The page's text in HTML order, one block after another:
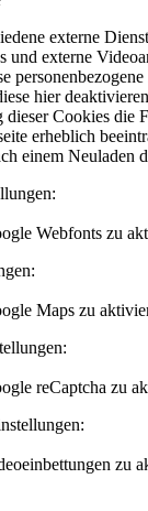
externe
und externe
hier
dieser Cookies die
erheblich
einem Neuladen
Webfonts zu
Maps zu
reCaptcha zu
zu